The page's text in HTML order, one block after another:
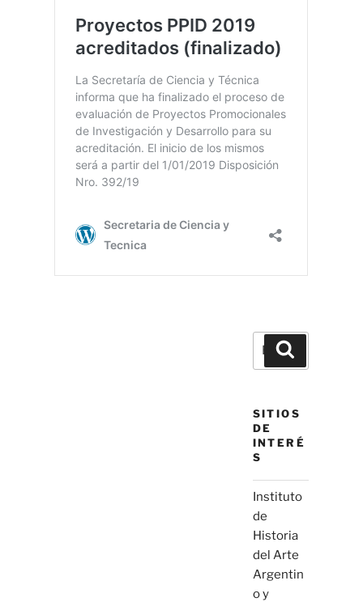
Buscar
SITIOS
DE
INTERÉ
S
Instituto
de
Historia
del Arte
Argentin
o y